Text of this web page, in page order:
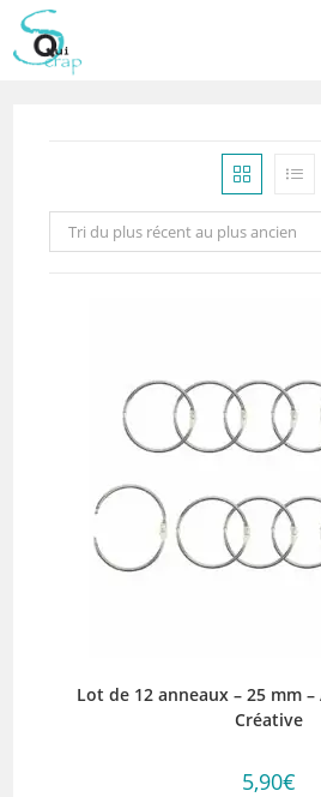
Skip
content
Tri du plus récent au plus ancien
Lot de 12 anneaux – 25 mm –
Créative
5,90€